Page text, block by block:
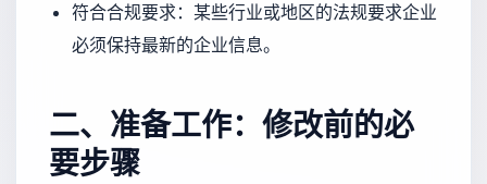
符合合规要求：某些行业或地区的法规要求企业
必须保持最新的企业信息。
二、准备工作：修改前的必
要步骤